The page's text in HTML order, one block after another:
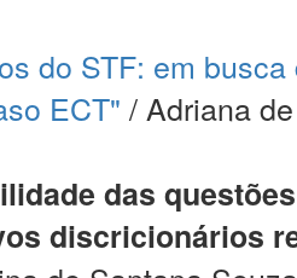
do STF: em
ECT" / Adriana
das
discricionários